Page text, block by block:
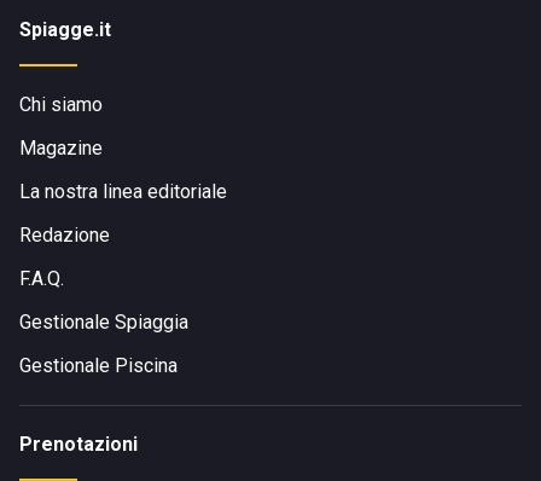
Spiagge.it
Chi siamo
Magazine
La nostra linea editoriale
Redazione
F.A.Q.
Gestionale Spiaggia
Gestionale Piscina
Prenotazioni